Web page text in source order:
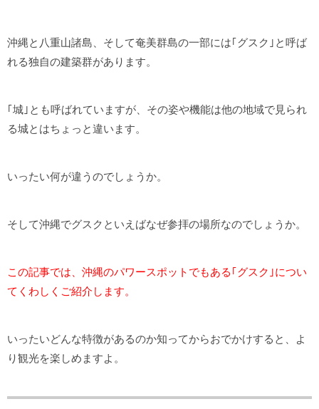
沖縄と八重山諸島、そして奄美群島の一部には｢グスク｣と呼ば
れる独自の建築群があります。
｢城｣とも呼ばれていますが、その姿や機能は他の地域で見られ
る城とはちょっと違います。
いったい何が違うのでしょうか。
そして沖縄でグスクといえばなぜ参拝の場所なのでしょうか。
この記事では、沖縄のパワースポットでもある｢グスク｣につい
てくわしくご紹介します。
いったいどんな特徴があるのか知ってからおでかけすると、よ
り観光を楽しめますよ。